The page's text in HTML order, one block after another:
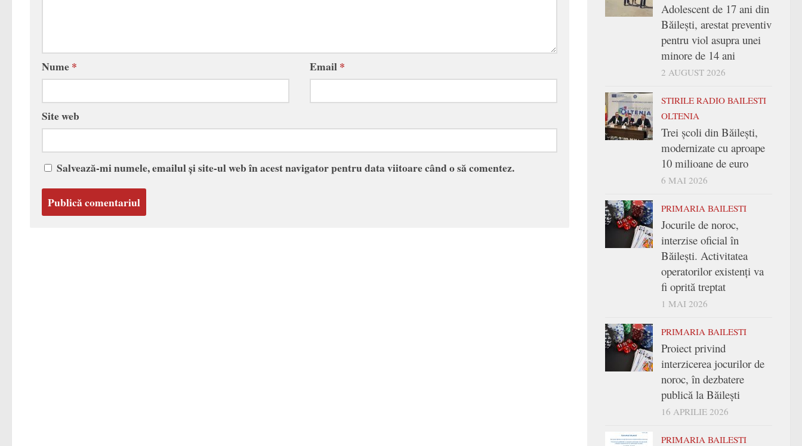
Nume* Email*
Site web
Salvează-mi numele, emailul și site-ul web în acest navigator pentru data viitoare când o să comentez.
Adolescent de 17 ani din
Băilești, arestat preventiv
pentru viol asupra unei
minore de 14 ani
2 AUGUST 2026
STIRILE RADIO BAILESTI
OLTENIA
Trei şcoli din Băileşti,
modernizate cu aproape
10 milioane de euro
6 MAI 2026
PRIMARIA BAILESTI
Jocurile de noroc,
interzise oficial în
Băilești. Activitatea
operatorilor existenți va
fi oprită treptat
1 MAI 2026
PRIMARIA BAILESTI
Proiect privind
interzicerea jocurilor de
noroc, în dezbatere
publică la Băilești
16 APRILIE 2026
PRIMARIA BAILESTI